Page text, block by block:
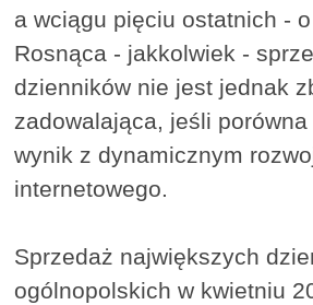
a wciągu pięciu ostatnich -
Rosnąca - jakkolwiek -
dzienników nie jest jednak
zadowalająca, jeśli
wynik z dynamicznym
internetowego.
Sprzedaż największych
ogólnopolskich w kwietniu